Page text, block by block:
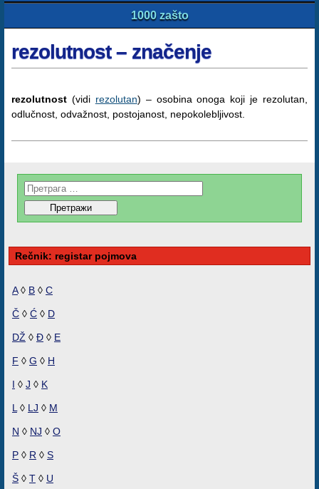
1000 zašto
rezolutnost – značenje
rezolutnost (vidi rezolutan) – osobina onoga koji je rezolutan,
odlučnost, odvažnost, postojanost, nepokolebljivost.
Rečnik: registar pojmova
A◊ B ◊ C
Č ◊ Ć ◊ D
DŽ ◊ Đ ◊ E
F ◊ G ◊ H
I ◊ J ◊ K
L ◊ LJ ◊ M
N ◊ NJ ◊ O
P ◊ R ◊ S
Š ◊ T ◊ U